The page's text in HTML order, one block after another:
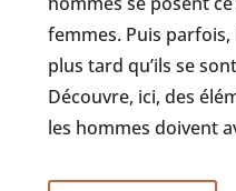
femmes. Puis
plus tard qu’ils se
Découvre, ici, des
les hommes doivent